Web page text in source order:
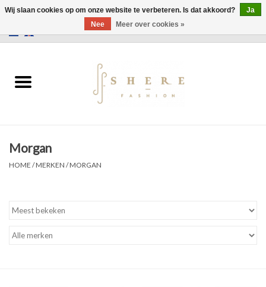
Jurken
Rokken
Morgan
HOME /MERKEN /MORGAN
Wij slaan cookies op om onze website te verbeteren. Is dat akkoord?
Ja
Nee
Meer over cookies »